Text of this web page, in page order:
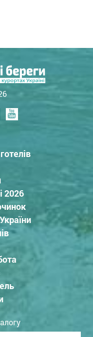
2026